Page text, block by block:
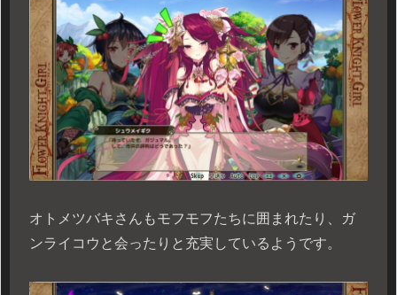
オトメツバキさんもモフモフたちに囲まれたり、ガ
ンライコウと会ったりと充実しているようです。